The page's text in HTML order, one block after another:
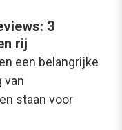
3
rij
een belangrijke
van
staan voor